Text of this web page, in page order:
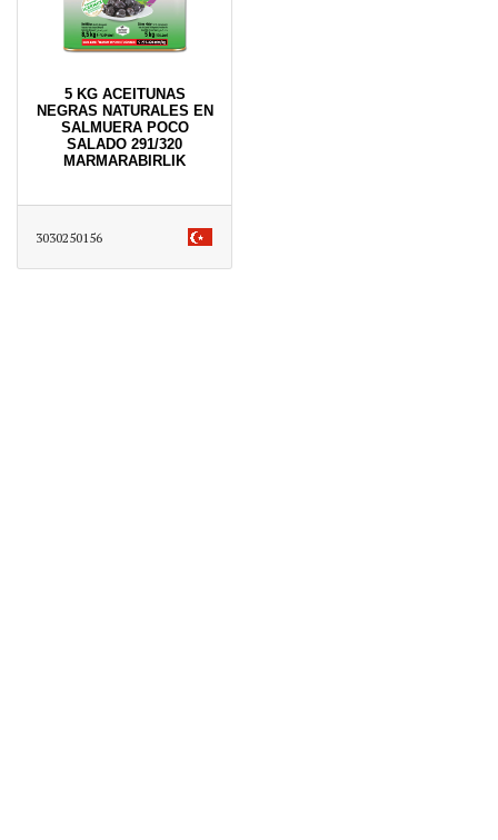
5 KG ACEITUNAS
NEGRAS NATURALES EN
SALMUERA POCO
SALADO 291/320
MARMARABIRLIK
3030250156